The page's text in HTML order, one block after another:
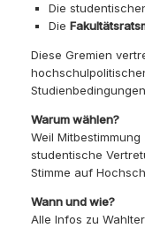
Die
Die
Diese Gremien
Warum wählen?
Weil
studentische
Stimme auf
Wann und wie?
Alle Infos zu